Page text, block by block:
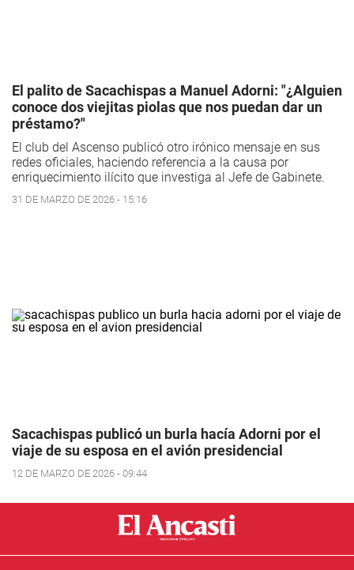
El palito de Sacachispas a Manuel Adorni: "¿Alguien
conoce dos viejitas piolas que nos puedan dar un
préstamo?"
El club del Ascenso publicó otro irónico mensaje en sus
redes oficiales, haciendo referencia a la causa por
enriquecimiento ilícito que investiga al Jefe de Gabinete.
31 DE MARZO DE 2026 - 15:16
Sacachispas publicó un burla hacía Adorni por el
viaje de su esposa en el avión presidencial
12 DE MARZO DE 2026 - 09:44